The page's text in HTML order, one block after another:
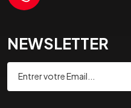
NEWSLETTER